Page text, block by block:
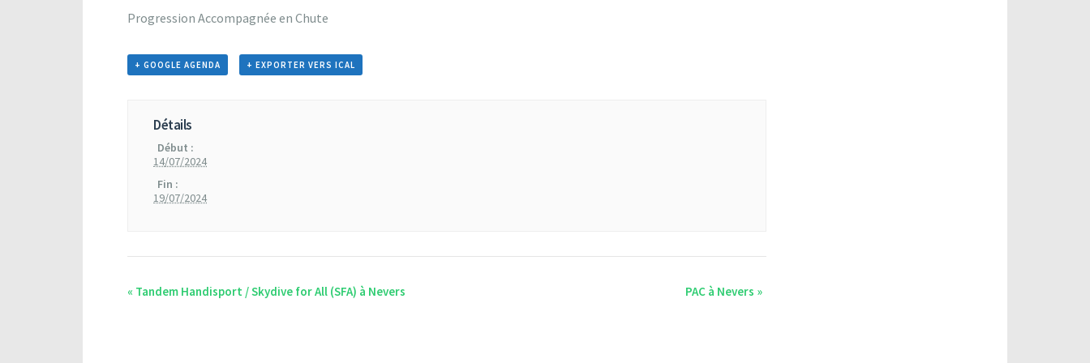
Progression Accompagnée en Chute
+ GOOGLE AGENDA + EXPORTER VERS ICAL
Détails
Début :
14/07/2024
Fin :
19/07/2024
« Tandem Handisport / Skydive for All (SFA) à Nevers PAC à Nevers »